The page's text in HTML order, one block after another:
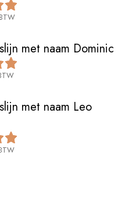
met naam Dominic
met naam Leo